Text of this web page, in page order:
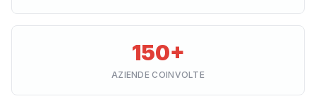
150+
AZIENDE COINVOLTE